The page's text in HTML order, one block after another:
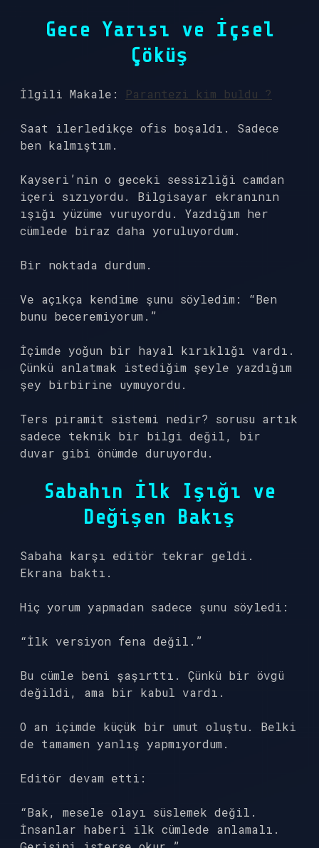
Gece Yarısı ve İçsel
Çöküş
İlgili Makale: Parantezi kim buldu ?
Saat ilerledikçe ofis boşaldı. Sadece
ben kalmıştım.
Kayseri’nin o geceki sessizliği camdan
içeri sızıyordu. Bilgisayar ekranının
ışığı yüzüme vuruyordu. Yazdığım her
cümlede biraz daha yoruluyordum.
Bir noktada durdum.
Ve açıkça kendime şunu söyledim: “Ben
bunu beceremiyorum.”
İçimde yoğun bir hayal kırıklığı vardı.
Çünkü anlatmak istediğim şeyle yazdığım
şey birbirine uymuyordu.
Ters piramit sistemi nedir? sorusu artık
sadece teknik bir bilgi değil, bir
duvar gibi önümde duruyordu.
Sabahın İlk Işığı ve
Değişen Bakış
Sabaha karşı editör tekrar geldi.
Ekrana baktı.
Hiç yorum yapmadan sadece şunu söyledi:
“İlk versiyon fena değil.”
Bu cümle beni şaşırttı. Çünkü bir övgü
değildi, ama bir kabul vardı.
O an içimde küçük bir umut oluştu. Belki
de tamamen yanlış yapmıyordum.
Editör devam etti:
“Bak, mesele olayı süslemek değil.
İnsanlar haberi ilk cümlede anlamalı.